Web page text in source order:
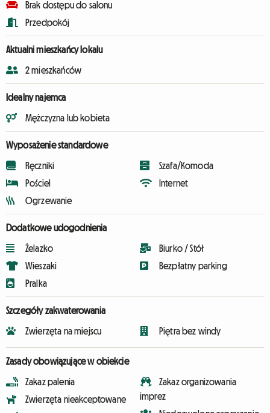
Brak dostępu do salonu
Przedpokój
Aktualni mieszkańcy lokalu
2 mieszkańców
Idealny najemca
Mężczyzna lub kobieta
Wyposażenie standardowe
Ręczniki
Pościel
Ogrzewanie
Szafa/Komoda
Internet
Dodatkowe udogodnienia
Żelazko
Wieszaki
Pralka
Biurko / Stół
Bezpłatny parking
Szczegóły zakwaterowania
Zwierzęta na miejscu Piętra bez windy
Zasady obowiązujące w obiekcie
Zakaz palenia
Zwierzęta nieakceptowane
Zakaz organizowania
imprez